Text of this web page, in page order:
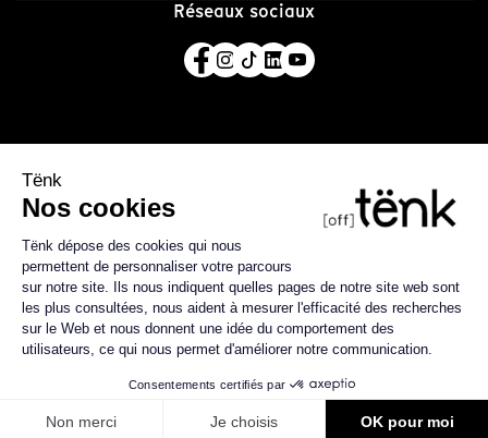
Réseaux sociaux
Tënk est édité par la coopérative SCIC Tënk basée à
Lussas, en Ardèche.
En savoir plus